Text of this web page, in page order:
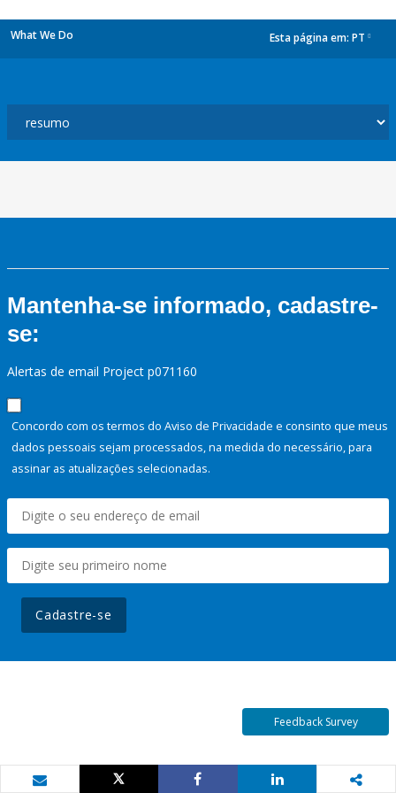
What We Do Esta página em: PT
Mantenha-se informado, cadastre-
se:
Alertas de email Project p071160
Concordo com os termos do Aviso de Privacidade e consinto que meus
dados pessoais sejam processados, na medida do necessário, para
assinar as atualizações selecionadas.
Cadastre-se
Feedback Survey